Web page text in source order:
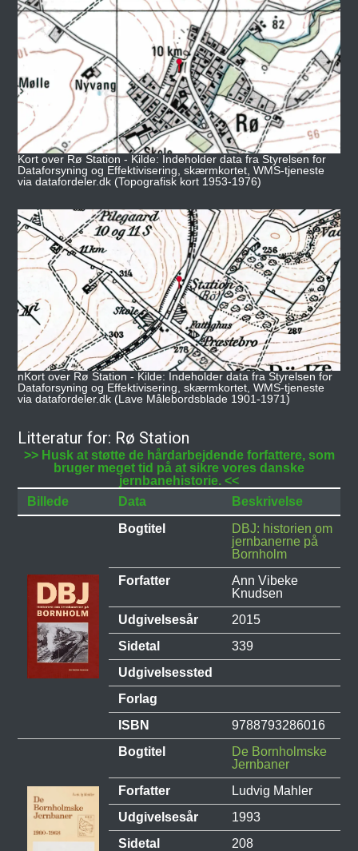
Kort over Rø Station - Kilde: Indeholder data fra Styrelsen for
Dataforsyning og Effektivisering, skærmkortet, WMS-tjeneste
via datafordeler.dk (Topografisk kort 1953-1976)
nKort over Rø Station - Kilde: Indeholder data fra Styrelsen for
Dataforsyning og Effektivisering, skærmkortet, WMS-tjeneste
via datafordeler.dk (Lave Målebordsblade 1901-1971)
Litteratur for: Rø Station
>> Husk at støtte de hårdarbejdende forfattere, som
bruger meget tid på at sikre vores danske
jernbanehistorie. <<
Billede
Data
Beskrivelse
Bogtitel
DBJ: historien om
jernbanerne på
Bornholm
Forfatter
Ann Vibeke
Knudsen
Udgivelsesår
2015
Sidetal
339
Udgivelsessted
Forlag
ISBN
9788793286016
Bogtitel
De Bornholmske
Jernbaner
Forfatter
Ludvig Mahler
Udgivelsesår
1993
Sidetal
208